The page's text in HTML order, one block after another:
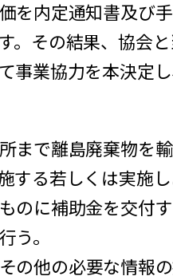
を内定通知書及び
。その結果、協会
事業協力を本決定
まで離島廃棄物を
する若しくは実施
のに補助金を交付
う。
の他の必要な情報